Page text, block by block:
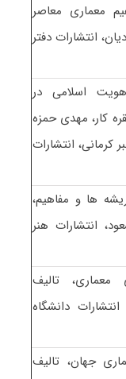
معماری معاصر
انتشارات دفتر
اسلامی در
کار، مهدی حمزه
کرمانی، انتشارات
ها و مفاهیم،
انتشارات هنر
تالیف
انتشارات دانشگاه
جهان، تالیف